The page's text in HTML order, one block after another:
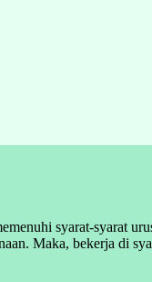
syarat-syarat
Maka, bekerja di